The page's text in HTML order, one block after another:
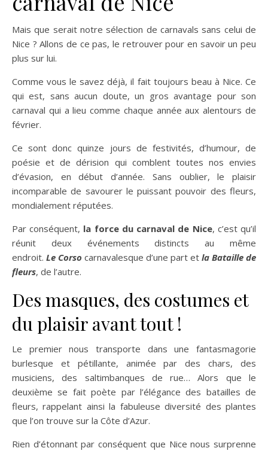
Mais que serait notre sélection de carnavals sans celui de
Nice ? Allons de ce pas, le retrouver pour en savoir un peu
plus sur lui.
Comme vous le savez déjà, il fait toujours beau à Nice. Ce
qui est, sans aucun doute, un gros avantage pour son
carnaval qui a lieu comme chaque année aux alentours de
février.
Ce sont donc quinze jours de festivités, d’humour, de
poésie et de dérision qui comblent toutes nos envies
d’évasion, en début d’année. Sans oublier, le plaisir
incomparable de savourer le puissant pouvoir des fleurs,
mondialement réputées.
Par conséquent, la force du carnaval de Nice, c’est qu’il
réunit deux événements distincts au même
endroit. Le Corso carnavalesque d’une part et la Bataille de
fleurs, de l’autre.
Des masques, des costumes et
du plaisir avant tout !
Le premier nous transporte dans une fantasmagorie
burlesque et pétillante, animée par des chars, des
musiciens, des saltimbanques de rue… Alors que le
deuxième se fait poète par l’élégance des batailles de
fleurs, rappelant ainsi la fabuleuse diversité des plantes
que l’on trouve sur la Côte d’Azur.
Rien d’étonnant par conséquent que Nice nous surprenne